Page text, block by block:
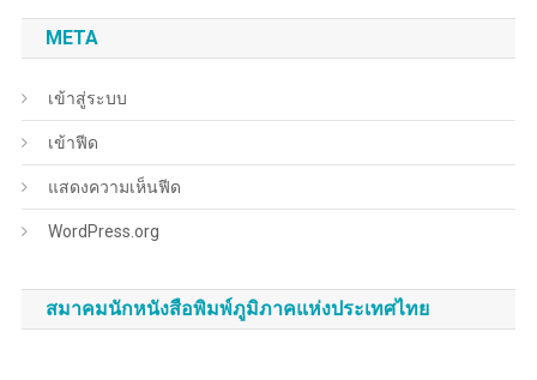
META
เข้าสู่ระบบ
เข้าฟีด
แสดงความเห็นฟีด
WordPress.org
สมาคมนักหนังสือพิมพ์ภูมิภาคแห่งประเทศไทย